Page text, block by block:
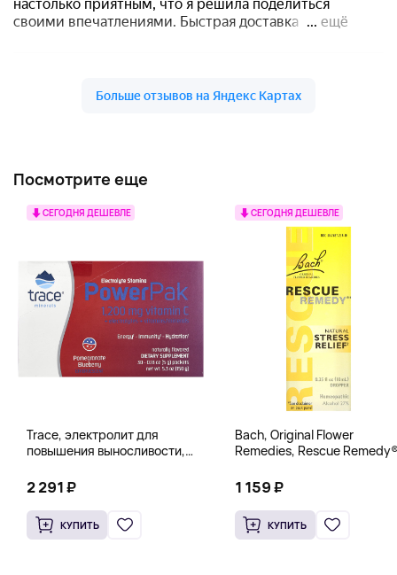
Посмотрите еще
СЕГОДНЯ ДЕШЕВЛЕ
Trace, электролит для
повышения выносливости,
и черники, 30 пакетиков по 5 г
(0,18 унции)
2 291 ₽
КУПИТЬ
СЕГОДНЯ ДЕШЕВЛЕ
Bach, Original Flower
Remedies, Rescue
снятия стресса, 10 мл
(0,35 жидк. унции)
1 159 ₽
КУПИТЬ